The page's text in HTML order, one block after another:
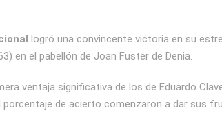
logró una convincente victoria en su
en el pabellón de Joan Fuster de Denia.
ventaja significativa de los de Eduardo
de acierto comenzaron a dar sus